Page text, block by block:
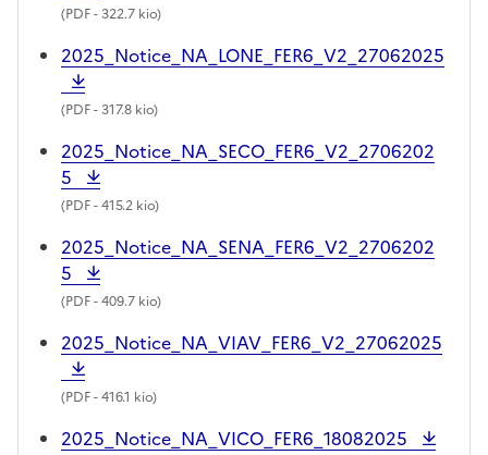
(PDF- 322.7 kio)
2025_Notice_NA_LONE_FER6_V2_27062025
(PDF- 317.8 kio)
2025_Notice_NA_SECO_FER6_V2_2706202
5
(PDF- 415.2 kio)
2025_Notice_NA_SENA_FER6_V2_2706202
5
(PDF- 409.7 kio)
2025_Notice_NA_VIAV_FER6_V2_27062025
(PDF- 416.1 kio)
2025_Notice_NA_VICO_FER6_18082025